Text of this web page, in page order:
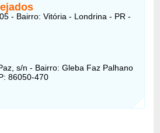
- Bairro: Vitória - Londrina - PR -
s/n - Bairro: Gleba Faz Palhano
86050-470